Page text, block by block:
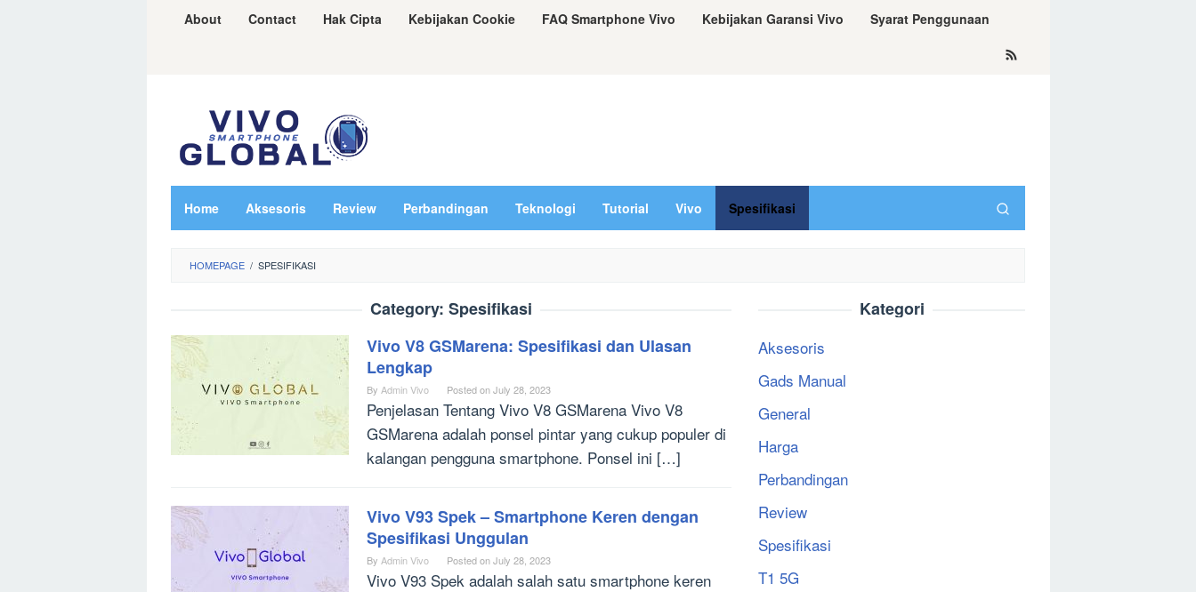
About Contact Hak Cipta Kebijakan Cookie FAQ Smartphone Vivo Kebijakan Garansi Vivo Syarat Penggunaan
Home Aksesoris Review Perbandingan Teknologi Tutorial Vivo Spesifikasi
HOMEPAGE / SPESIFIKASI
Category: Spesifikasi
Vivo V8 GSMarena: Spesifikasi dan Ulasan
Lengkap
By Admin Vivo Posted onJuly 28, 2023
Penjelasan Tentang Vivo V8 GSMarena Vivo V8
GSMarena adalah ponsel pintar yang cukup populer di
kalangan pengguna smartphone. Ponsel ini […]
Vivo V93 Spek – Smartphone Keren dengan
Spesifikasi Unggulan
By Admin Vivo Posted onJuly 28, 2023
Vivo V93 Spek adalah salah satu smartphone keren
Kategori
Aksesoris
Gads Manual
General
Harga
Perbandingan
Review
Spesifikasi
T1 5G